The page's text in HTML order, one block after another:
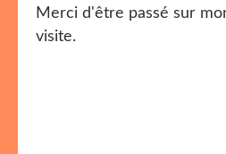
Merci d'être passé sur
visite.